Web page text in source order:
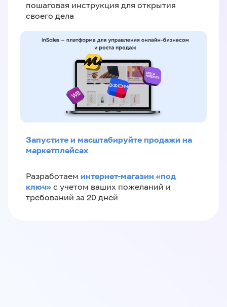
пошаговая инструкция для открытия
своего дела
Запустите и масштабируйте продажи на
маркетплейсах
Разработаем интернет-магазин «‎под
ключ»‎ с учетом ваших пожеланий и
требований за 20 дней